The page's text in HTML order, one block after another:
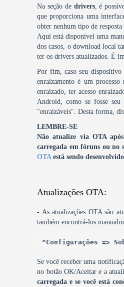
Na seção de drivers, é
que proporciona uma
obter nenhum tipo de
Aqui está disponível uma
dos casos, o download local
ter os drivers atualizados. É
Por fim, caso seu dispositivo
enraizamento é um
enraizado, ter acesso
Android, como se fosse
"enraizáveis". Desta forma,
LEMBRE-SE
Não atualize via OTA
carregada em fóruns ou no
OTAestá sendo
Atualizações OTA:
- As atualizações OTA são
também encontrá-los
"Configurações =>
Se você receber uma
no botão OK/Aceitar e a
carregada e se você está